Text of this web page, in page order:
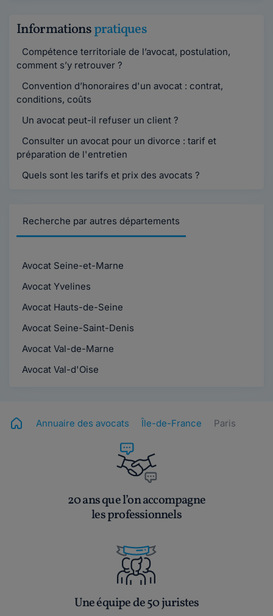
Informationspratiques
Compétence territoriale de l’avocat, postulation,
comment s’y retrouver ?
Convention d’honoraires d'un avocat : contrat,
conditions, coûts
Un avocat peut-il refuser un client ?
Consulter un avocat pour un divorce : tarif et
préparation de l'entretien
Quels sont les tarifs et prix des avocats ?
Recherche par autres départements
Avocat Seine-et-Marne
Avocat Yvelines
Avocat Hauts-de-Seine
Avocat Seine-Saint-Denis
Avocat Val-de-Marne
Avocat Val-d'Oise
Annuaire des avocats Île-de-France Paris
20 ans que l’on accompagne
les professionnels
Une équipe de 50 juristes